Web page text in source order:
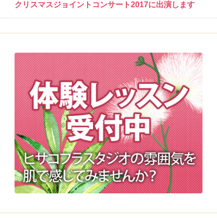
クリスマスジョイントコンサート2017に出演します